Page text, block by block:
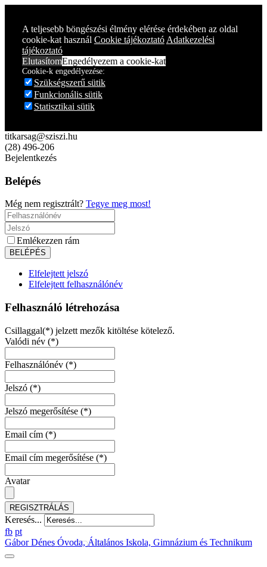
A teljesebb böngészési élmény elérése érdekében az oldal
cookie-kat használ Cookie tájékoztató Adatkezelési
tájékoztató
ElutasítomEngedélyezem a cookie-kat
Cookie-k engedélyezése:
Szükségszerű sütik
Funkcionális sütik
Statisztikai sütik
titkarsag@sziszi.hu
(28) 496-206
Bejelentkezés
Belépés
Még nem regisztrált? Tegye meg most!
Emlékezzen rám
Elfelejtett jelszó
Elfelejtett felhasználónév
Felhasználó létrehozása
Csillaggal(*) jelzett mezők kitöltése kötelező.
Valódi név (*)
Felhasználónév (*)
Jelszó (*)
Jelszó megerősítése (*)
Email cím (*)
Email cím megerősítése (*)
Avatar
REGISZTRÁLÁS
Keresés...
fb pt
Gábor Dénes Óvoda, Általános Iskola, Gimnázium és Technikum